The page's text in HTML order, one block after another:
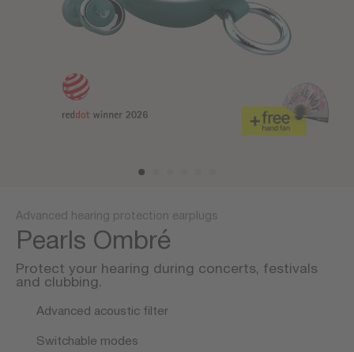
Advanced hearing protection earplugs
Pearls Ombré
Protect your hearing during concerts, festivals
and clubbing.
Advanced acoustic filter
Switchable modes